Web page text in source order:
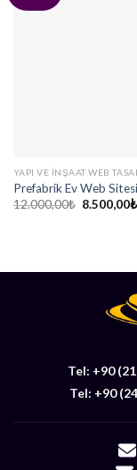
YAPI VE İNŞAAT WEB
Prefabrik Ev Web Sitesi
12.000,00₺ Orijinal
8.500,00₺
Tel: +90
Tel: +90